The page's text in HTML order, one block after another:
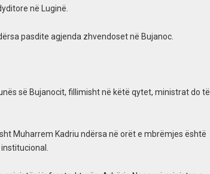
në Luginë.
pasdite agjenda zhvendoset në Bujanoc.
së Bujanocit, fillimisht në këtë qytet, ministrat do të
Muharrem Kadriu ndërsa në orët e mbrëmjes është